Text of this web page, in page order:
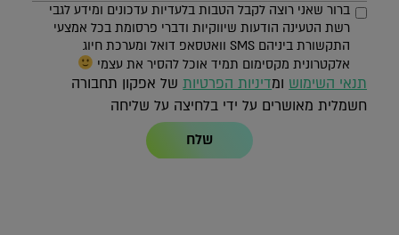
ברור שאני רוצה לקבל הטבות בלעדיות עדכונים ומידע לגבי
רשת הטעינה הודעות שיווקיות ודברי פרסומת בכל אמצעי
התקשורת ביניהם SMS וואטסאפ דואל ומערכת חיוג
אלקטרונית מקסימום תמיד אוכל להסיר את עצמי
תנאי השימוש ומדיניות הפרטיותשל אפקון תחבורה
חשמלית מאושרים על ידי בלחיצה על שליחה
שלח